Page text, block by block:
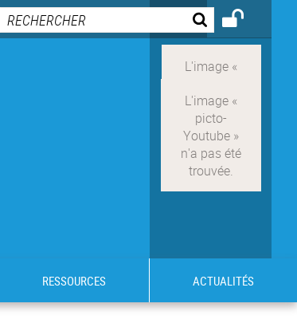
RESSOURCES ACTUALITÉS